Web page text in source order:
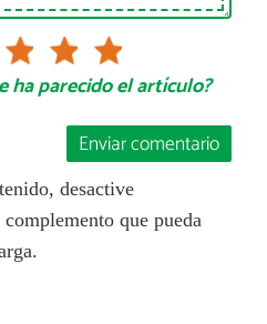
ha parecido el artículo?
Enviar comentario
desactive
que pueda